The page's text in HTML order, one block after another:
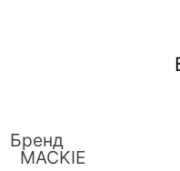
Бренд
MACKIE